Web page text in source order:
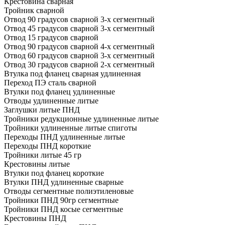
Тройник сварной
Отвод 90 градусов сварной 3-х сегментный
Отвод 45 градусов сварной 3-х сегментный
Отвод 15 градусов сварной
Отвод 90 градусов сварной 4-х сегментный
Отвод 60 градусов сварной 3-х сегментный
Отвод 30 градусов сварной 2-х сегментный
Втулка под фланец сварная удлиненная
Переход ПЭ сталь сварной
Втулки под фланец удлиненные
Отводы удлиненные литые
Заглушки литые ПНД
Тройники редукционные удлиненные литые
Тройники удлиненные литые спиготы
Переходы ПНД удлиненные литые
Переходы ПНД короткие
Тройники литые 45 гр
Крестовины литые
Втулки под фланец короткие
Втулки ПНД удлиненные сварные
Отводы сегментные полиэтиленовые
Тройники ПНД 90гр сегментные
Тройники ПНД косые сегментные
Крестовины ПНД